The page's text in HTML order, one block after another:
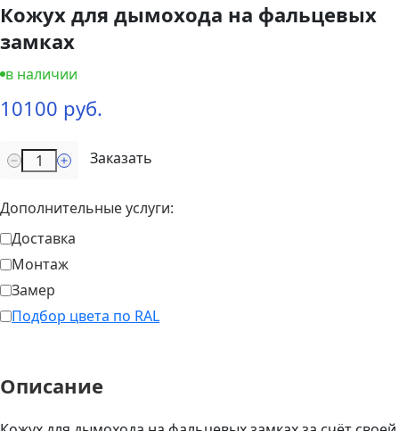
Кожух для дымохода на фальцевых
замках
в наличии
10100 руб.
Заказать
Дополнительные услуги:
Доставка
Монтаж
Замер
Подбор цвета по RAL
Описание